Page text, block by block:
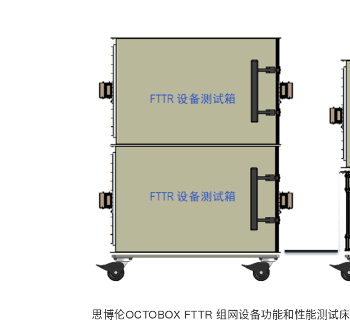
思博伦OCTOBOX FTTR 组网设备功能和性能测试床